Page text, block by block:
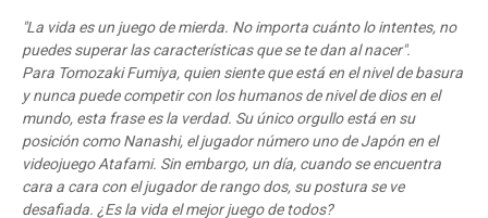
"La vida es un juego de mierda. No importa cuánto lo intentes, no
puedes superar las características que se te dan al nacer".
Para Tomozaki Fumiya, quien siente que está en el nivel de basura
y nunca puede competir con los humanos de nivel de dios en el
mundo, esta frase es la verdad. Su único orgullo está en su
posición como Nanashi, el jugador número uno de Japón en el
videojuego Atafami. Sin embargo, un día, cuando se encuentra
cara a cara con el jugador de rango dos, su postura se ve
desafiada. ¿Es la vida el mejor juego de todos?